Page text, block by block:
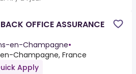
OFFICE ASSURANCE
en-Champagne•
Champagne, France
Apply